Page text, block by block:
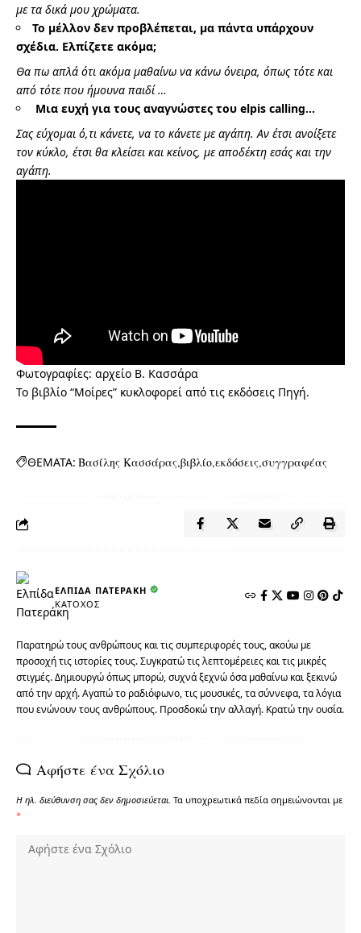
με τα δικά μου χρώματα.
Το μέλλον δεν προβλέπεται, μα πάντα υπάρχουν
σχέδια. Ελπίζετε ακόμα;
Θα πω απλά ότι ακόμα μαθαίνω να κάνω όνειρα, όπως τότε και
από τότε που ήμουνα παιδί …
Μια ευχή για τους αναγνώστες του elpis calling…
Σας εύχομαι ό,τι κάνετε, να το κάνετε με αγάπη. Αν έτσι ανοίξετε
τον κύκλο, έτσι θα κλείσει και κείνος, με αποδέκτη εσάς και την
αγάπη.
Φωτογραφίες: αρχείο Β. Κασσάρα
Το βιβλίο “Μοίρες” κυκλοφορεί από τις εκδόσεις Πηγή.
ΘΕΜΑΤΑ: Βασίλης Κασσάρας βιβλίο εκδόσεις συγγραφέας
ΕΛΠΊΔΑ ΠΑΤΕΡΆΚΗ
ΚΆΤΟΧΟΣ
Παρατηρώ τους ανθρώπους και τις συμπεριφορές τους, ακούω με
προσοχή τις ιστορίες τους. Συγκρατώ τις λεπτομέρειες και τις μικρές
στιγμές. Δημιουργώ όπως μπορώ, συχνά ξεχνώ όσα μαθαίνω και ξεκινώ
από την αρχή. Αγαπώ το ραδιόφωνο, τις μουσικές, τα σύννεφα, τα λόγια
που ενώνουν τους ανθρώπους. Προσδοκώ την αλλαγή. Κρατώ την ουσία.
Αφήστε ένα Σχόλιο
Η ηλ. διεύθυνση σας δεν δημοσιεύεται. Τα υποχρεωτικά πεδία σημειώνονται με
*